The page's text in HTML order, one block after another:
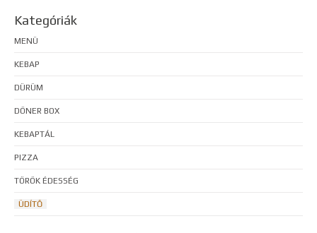
Kategóriák
MENÜ
KEBAP
DÜRÜM
DÖNER BOX
KEBAPTÁL
PIZZA
TÖRÖK ÉDESSÉG
ÜDÍTŐ